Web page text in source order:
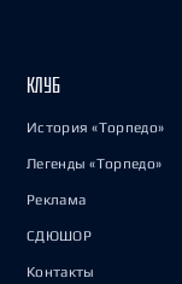
КЛУБ
История «Торпедо»
Легенды «Торпедо»
Реклама
СДЮШОР
Контакты